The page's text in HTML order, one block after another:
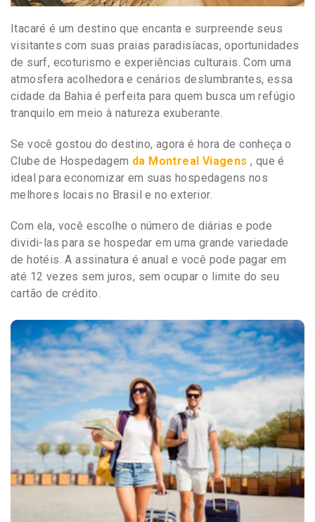
Itacaré é um destino que encanta e surpreende seus
visitantes com suas praias paradisíacas, oportunidades
de surf, ecoturismo e experiências culturais. Com uma
atmosfera acolhedora e cenários deslumbrantes, essa
cidade da Bahia é perfeita para quem busca um refúgio
tranquilo em meio à natureza exuberante.
Se você gostou do destino, agora é hora de conheça o
Clube de Hospedagem da Montreal Viagens , que é
ideal para economizar em suas hospedagens nos
melhores locais no Brasil e no exterior.
Com ela, você escolhe o número de diárias e pode
dividi-las para se hospedar em uma grande variedade
de hotéis. A assinatura é anual e você pode pagar em
até 12 vezes sem juros, sem ocupar o limite do seu
cartão de crédito.